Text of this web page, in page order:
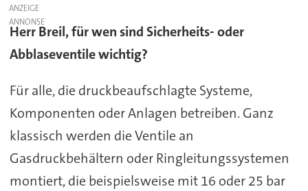
ANZEIGE
Herr Breil, für wen sind Sicherheits- oder
Abblaseventile wichtig?
Für alle, die druckbeaufschlagte Systeme,
Komponenten oder Anlagen betreiben. Ganz
klassisch werden die Ventile an
Gasdruckbehältern oder Ringleitungssystemen
montiert, die beispielsweise mit 16 oder 25 bar